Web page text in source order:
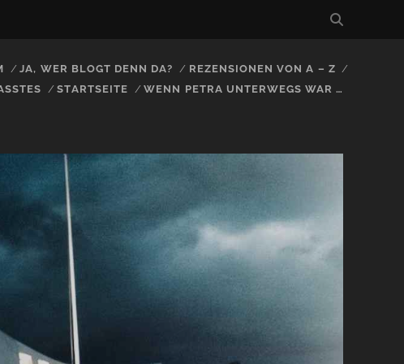
JA, WER BLOGT DENN DA?
REZENSIONEN VON A – Z
STARTSEITE WENN PETRA UNTERWEGS WAR …